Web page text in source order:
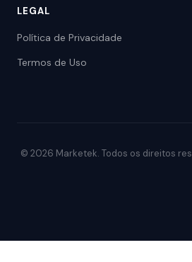
LEGAL
Política de Privacidade
Termos de Uso
© 2026 Marketek. Todos os direitos